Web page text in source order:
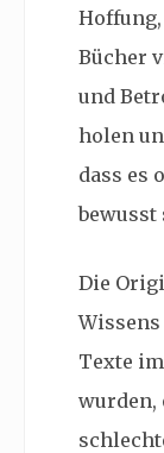
Bücher
und
holen
dass es
bewusst
Die
Texte
wurden,